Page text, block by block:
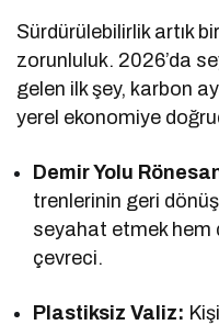
Sürdürülebilirlik artık
zorunluluk. 2026’da
gelen ilk şey, karbon
yerel ekonomiye
Demir Yolu
trenlerinin geri
seyahat etmek hem
çevreci.
Plastiksiz Valiz: